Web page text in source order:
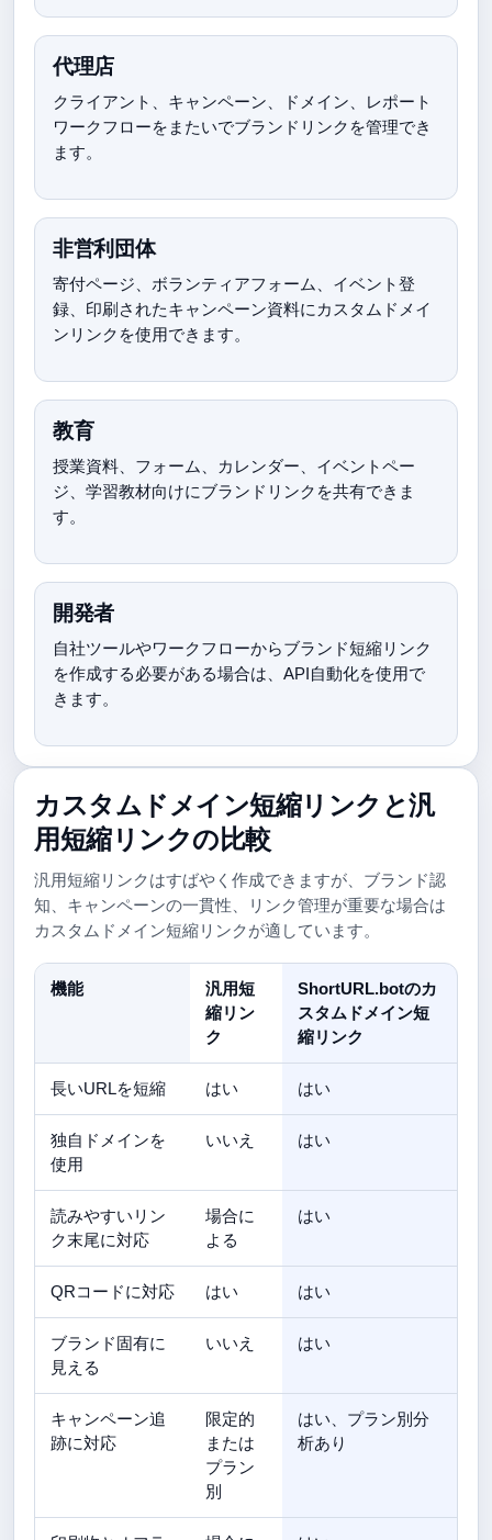
代理店
クライアント、キャンペーン、ドメイン、レポート
ワークフローをまたいでブランドリンクを管理でき
ます。
非営利団体
寄付ページ、ボランティアフォーム、イベント登
録、印刷されたキャンペーン資料にカスタムドメイ
ンリンクを使用できます。
教育
授業資料、フォーム、カレンダー、イベントペー
ジ、学習教材向けにブランドリンクを共有できま
す。
開発者
自社ツールやワークフローからブランド短縮リンク
を作成する必要がある場合は、API自動化を使用で
きます。
カスタムドメイン短縮リンクと汎
用短縮リンクの比較
汎用短縮リンクはすばやく作成できますが、ブランド認
知、キャンペーンの一貫性、リンク管理が重要な場合は
カスタムドメイン短縮リンクが適しています。
機能
汎用短
縮リン
ク
ShortURL.botのカ
スタムドメイン短
縮リンク
長いURLを短縮 はい はい
独自ドメインを
使用
いいえ はい
読みやすいリン
ク末尾に対応
場合に
よる
はい
QRコードに対応 はい はい
ブランド固有に
見える
いいえ はい
キャンペーン追
跡に対応
限定的
または
プラン
別
はい、プラン別分
析あり